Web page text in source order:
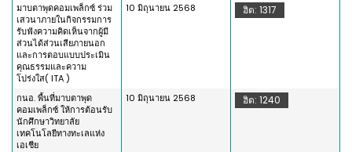
มาบตาพุดคอมเพล็กซ์ ร่วม
เสวนาภายในกิจกรรมการ
รับฟังความคิดเห็นจากผู้มี
ส่วนได้ส่วนเสียภายนอก
และการตอบแบบประเมิน
คุณธรรมและความ
โปร่งใส( ITA )
10 มิถุนายน 2568 ฮิต: 1317
กนอ. พื้นที่มาบตาพุด
คอมเพล็กซ์ ให้การต้อนรับ
นักศึกษาวิทยาลัย
เทคโนโลยีทางทะเลแห่ง
เอเชีย
10 มิถุนายน 2568 ฮิต: 1240